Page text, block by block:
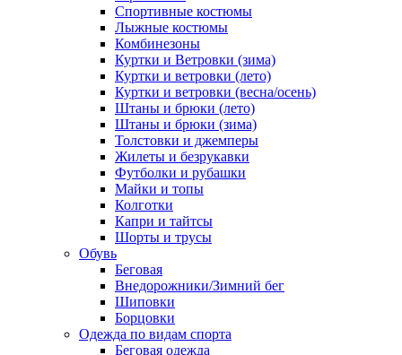
Спортивные костюмы
Лыжные костюмы
Комбинезоны
Куртки и Ветровки (зима)
Куртки и ветровки (лето)
Куртки и ветровки (весна/осень)
Штаны и брюки (лето)
Штаны и брюки (зима)
Толстовки и джемперы
Жилеты и безрукавки
Футболки и рубашки
Майки и топы
Колготки
Капри и тайтсы
Шорты и трусы
Обувь
Беговая
Внедорожники/Зимний бег
Шиповки
Борцовки
Одежда по видам спорта
Беговая одежда